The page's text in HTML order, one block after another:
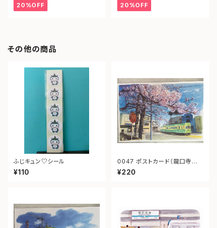
20%OFF 20%OFF
その他の商品
ふじキュン♡シール
¥110
0047 ポストカード（龍口寺
江ノ電）
¥220